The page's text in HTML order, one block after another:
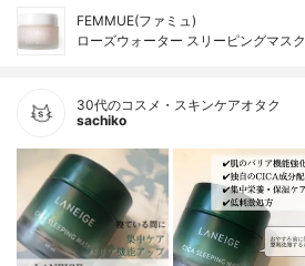
FEMMUE(ファミュ)
ローズウォーター スリーピングマスク
30代のコスメ・スキンケアオタク
sachiko